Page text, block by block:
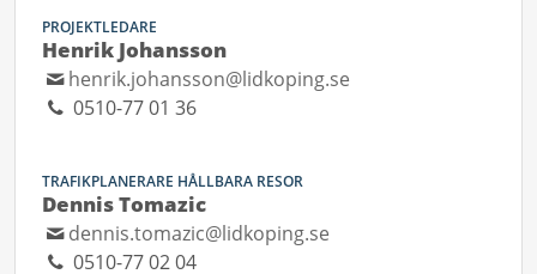
PROJEKTLEDARE
Henrik Johansson
henrik.johansson@lidkoping.se
0510-77 01 36
TRAFIKPLANERARE HÅLLBARA RESOR
Dennis Tomazic
dennis.tomazic@lidkoping.se
0510-77 02 04